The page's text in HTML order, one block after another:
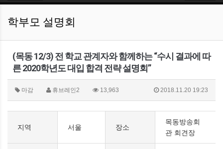
학부모 설명회
(목동 12/3) 전 학교 관계자와 함께하는 “수시 결과에 따
른 2020학년도 대입 합격 전략 설명회”
마감 휴브레인2 13,963 2018.11.20 19:23
지역 서울 장소
목동방송회
관 회견장